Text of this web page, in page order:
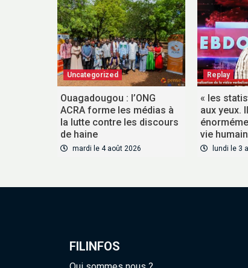
Uncategorized
Ouagadougou : l’ONG
ACRA forme les médias à
la lutte contre les discours
de haine
mardi le 4 août 2026
Replay
« les
aux yeux.
vie
lundi le 3
FILINFOS